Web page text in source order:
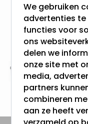
Gratis
Vanaf EUR100,-
& 100 dagen
Altijd uit
3000m2 -
We gebruiken
advertenties
functies voor
ons
delen we
onze site met
media,
partners
combineren
aan ze heeft